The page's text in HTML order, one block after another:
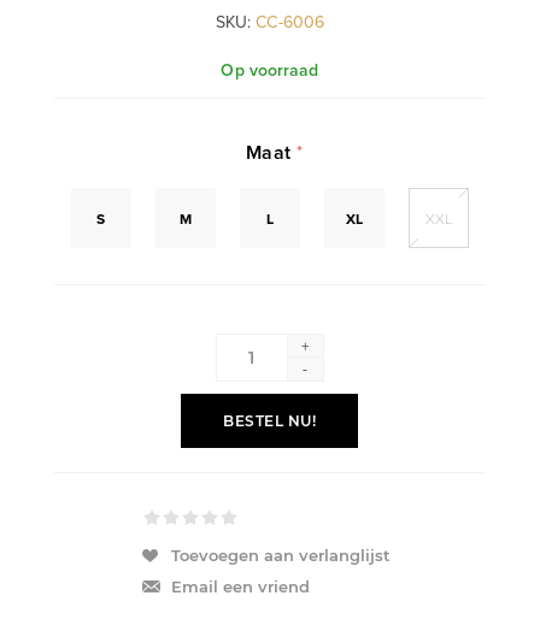
SKU: CC-6006
Op voorraad
Maat*
S M L XL XXL
+
-
BESTEL NU!
Toevoegen aan verlanglijst
Email een vriend